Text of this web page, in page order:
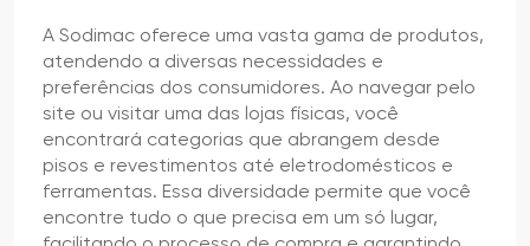
A Sodimac oferece uma vasta gama de produtos,
atendendo a diversas necessidades e
preferências dos consumidores. Ao navegar pelo
site ou visitar uma das lojas físicas, você
encontrará categorias que abrangem desde
pisos e revestimentos até eletrodomésticos e
ferramentas. Essa diversidade permite que você
encontre tudo o que precisa em um só lugar,